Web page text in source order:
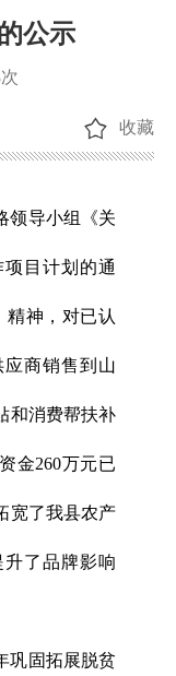
公示
次
收藏
领导小组《关
目计划的通
精神，对已认
商销售到山
和消费帮扶补
金260万元已
宽了我县农产
了品牌影响
巩固拓展脱贫